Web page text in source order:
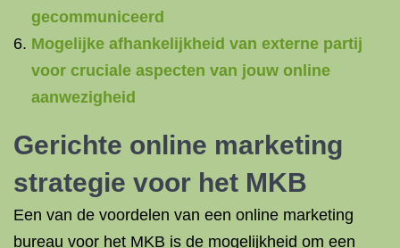
gecommuniceerd
Mogelijke afhankelijkheid van externe partij
voor cruciale aspecten van jouw online
aanwezigheid
Gerichte online marketing
strategie voor het MKB
Een van de voordelen van een online marketing
bureau voor het MKB is de mogelijkheid om een